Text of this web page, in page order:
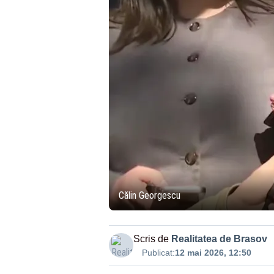
Călin Georgescu
Scris de Realitatea de Brasov
Publicat:12 mai 2026, 12:50